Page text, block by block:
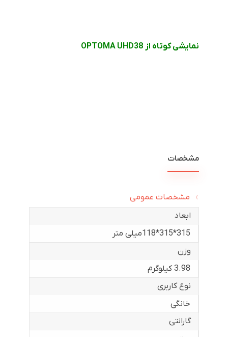
نمایشی کوتاه از OPTOMA UHD38
مشخصات
مشخصات عمومی
ابعاد
315*315*118میلی متر
وزن
3.98 کیلوگرم
نوع کاربری
خانگی
گارانتی